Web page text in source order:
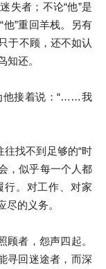
失者；不论“他”是
”重回羊栈。另有
于不顾，还不如认
知还。
他接着说：“……我
往找不到足够的“时
，似乎每一个人都
行。对工作、对家
的义务。
顾者，怨声四起。
寻回迷途者，而深